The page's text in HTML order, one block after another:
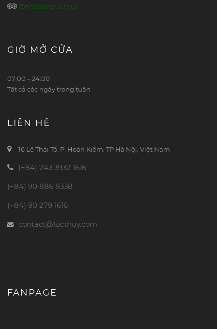
@nhahanglucthuy
GIỜ MỞ CỬA
07:00 – 24:00
Tất cả các ngày trong tuần
LIÊN HỆ
16 Lê Thái Tổ, P. Hoàn Kiếm, TP Hà Nội, Việt Nam
(+84) 243 3932 1616
(+84) 90 886 8338
(+84) 90 279 1616
contact@lucthuy.com
FANPAGE